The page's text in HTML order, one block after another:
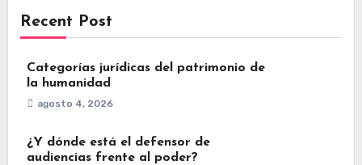
Recent Post
Categorías jurídicas del patrimonio de
la humanidad
agosto 4, 2026
¿Y dónde está el defensor de
audiencias frente al poder?